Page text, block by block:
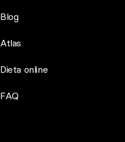
Blog
Atlas
Dieta online
FAQ